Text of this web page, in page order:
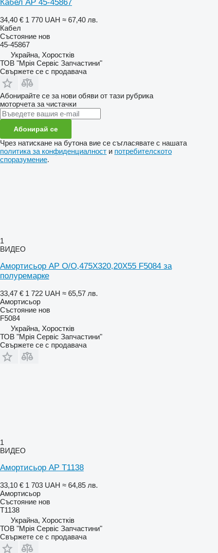
Кабел AP 45-45867
34,40 € 1 770 UAH ≈ 67,40 лв.
Кабел
Състояние нов
45-45867
Украйна, Хоростків
ТОВ "Мрія Сервіс Запчастини"
Свържете се с продавача
Абонирайте се за нови обяви от тази рубрика
моторчета за чистачки
Абонирай се
Чрез натискане на бутона вие се съгласявате с нашата
политика за конфиденциалност и потребителското
споразумение.
1
ВИДЕО
Амортисьор AP O/O,475X320,20X55 F5084 за
полуремарке
33,47 € 1 722 UAH ≈ 65,57 лв.
Амортисьор
Състояние нов
F5084
Украйна, Хоростків
ТОВ "Мрія Сервіс Запчастини"
Свържете се с продавача
1
ВИДЕО
Амортисьор AP T1138
33,10 € 1 703 UAH ≈ 64,85 лв.
Амортисьор
Състояние нов
T1138
Украйна, Хоростків
ТОВ "Мрія Сервіс Запчастини"
Свържете се с продавача